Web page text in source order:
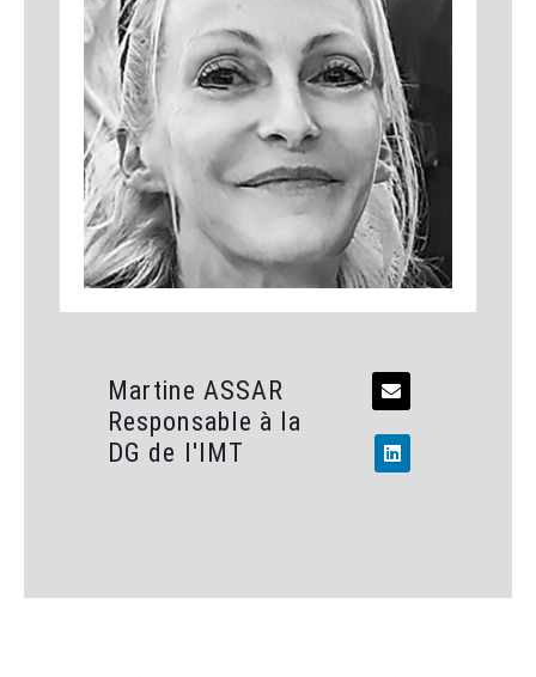
Martine ASSAR
Responsable à la
DG de l'IMT